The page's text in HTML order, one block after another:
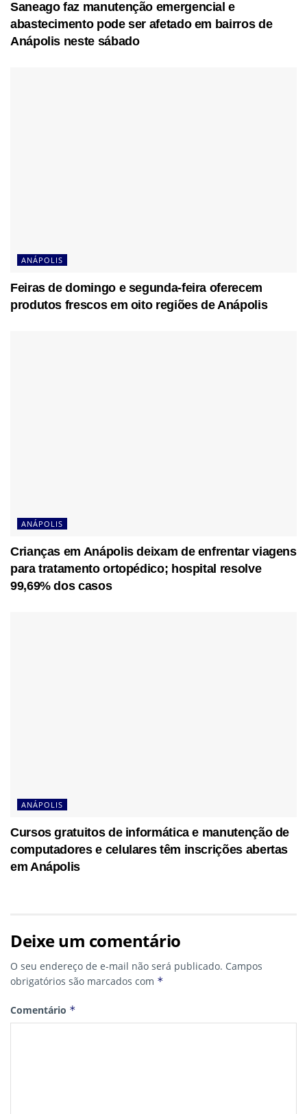
Saneago faz manutenção emergencial e
abastecimento pode ser afetado em bairros de
Anápolis neste sábado
ANÁPOLIS
Feiras de domingo e segunda-feira oferecem
produtos frescos em oito regiões de Anápolis
ANÁPOLIS
Crianças em Anápolis deixam de enfrentar viagens
para tratamento ortopédico; hospital resolve
99,69% dos casos
ANÁPOLIS
Cursos gratuitos de informática e manutenção de
computadores e celulares têm inscrições abertas
em Anápolis
Deixe um comentário
O seu endereço de e-mail não será publicado. Campos
obrigatórios são marcados com *
Comentário *